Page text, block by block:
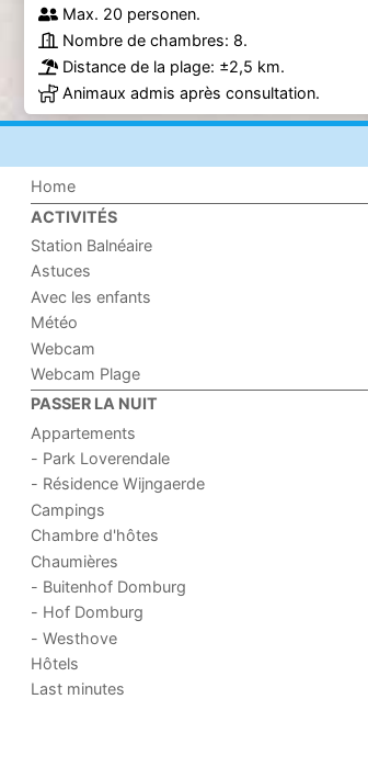
Max. 20 personen.
Nombre de chambres: 8.
Distance de la plage: ±2,5 km.
Animaux admis après consultation.
Home
ACTIVITÉS
Station Balnéaire
Astuces
Avec les enfants
Météo
Webcam
Webcam Plage
PASSER LA NUIT
Appartements
- Park Loverendale
- Résidence Wijngaerde
Campings
Chambre d'hôtes
Chaumières
- Buitenhof Domburg
- Hof Domburg
- Westhove
Hôtels
Last minutes